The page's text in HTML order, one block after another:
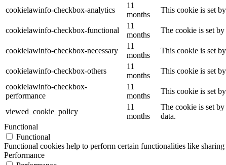
cookielawinfo-checkbox-analytics
11
months
This cookie is set
cookielawinfo-checkbox-functional
11
months
The cookie is set
cookielawinfo-checkbox-necessary
11
months
This cookie is set
cookielawinfo-checkbox-others
11
months
This cookie is set
cookielawinfo-checkbox-
performance
11
months
This cookie is set
viewed_cookie_policy
11
months
The cookie is set
data.
Functional
Functional
Functional cookies help to perform certain functionalities like
Performance